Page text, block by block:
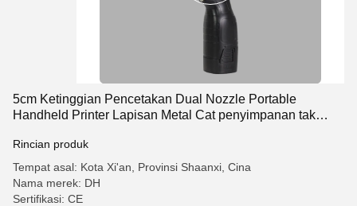
5cm Ketinggian Pencetakan Dual Nozzle Portable
Handheld Printer Lapisan Metal Cat penyimpanan tak
Rincian produk
Tempat asal: Kota Xi'an, Provinsi Shaanxi, Cina
Nama merek: DH
Sertifikasi: CE